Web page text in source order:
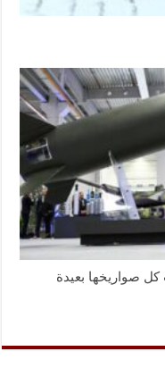
صواريخها بعيدة